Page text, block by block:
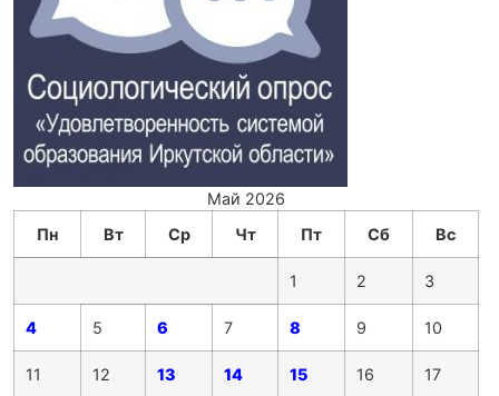
Май 2026
Пн
Вт Ср Чт Пт Сб Вс
1 2 3
4 5 6 7 8 9 10
11 12 13 14 15 16 17